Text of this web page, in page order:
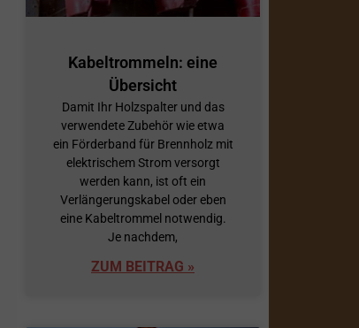
Kabeltrommeln: eine
Übersicht
Damit Ihr Holzspalter und das
verwendete Zubehör wie etwa
ein Förderband für Brennholz mit
elektrischem Strom versorgt
werden kann, ist oft ein
Verlängerungskabel oder eben
eine Kabeltrommel notwendig.
Je nachdem,
ZUM BEITRAG »